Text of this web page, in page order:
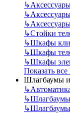
↳
↳
↳
↳Стойки
↳Шкафы
↳Шкафы
↳Шкафы
Показать
Шлагбаумы и
↳
↳
↳Шлагбаумы